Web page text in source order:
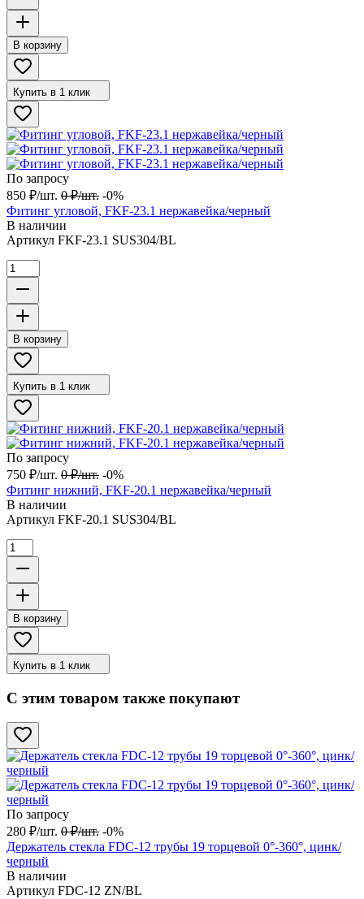
В корзину
Купить в 1 клик
По запросу
850 ₽/шт. 0 ₽/шт. -0%
Фитинг угловой, FKF-23.1 нержавейка/черный
В наличии
Артикул FKF-23.1 SUS304/BL
В корзину
Купить в 1 клик
По запросу
750 ₽/шт. 0 ₽/шт. -0%
Фитинг нижний, FKF-20.1 нержавейка/черный
В наличии
Артикул FKF-20.1 SUS304/BL
В корзину
Купить в 1 клик
С этим товаром также покупают
По запросу
280 ₽/шт. 0 ₽/шт. -0%
Держатель стекла FDC-12 трубы 19 торцевой 0°-360°, цинк/
черный
В наличии
Артикул FDC-12 ZN/BL